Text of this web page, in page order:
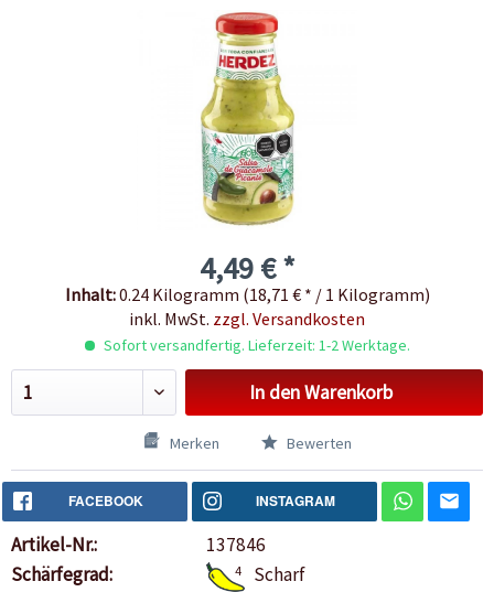
4,49 € *
Inhalt:0.24 Kilogramm (18,71 € * / 1 Kilogramm)
inkl. MwSt. zzgl. Versandkosten
Sofort versandfertig. Lieferzeit: 1-2 Werktage.
In denWarenkorb
Merken Bewerten
FACEBOOK INSTAGRAM
Artikel-Nr.:
137846
Schärfegrad:
4 Scharf